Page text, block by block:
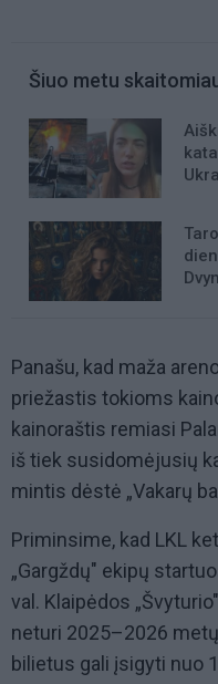
Šiuo metu
Panašu, kad maža
priežastis tokioms
kainoraštis remiasi
iš tiek susidomėjusių
mintis dėstė „Vakarų
Priminsime, kad LKL
„Gargždų" ekipų
val. Klaipėdos
neturi 2025–2026
bilietus gali įsigyti nuo